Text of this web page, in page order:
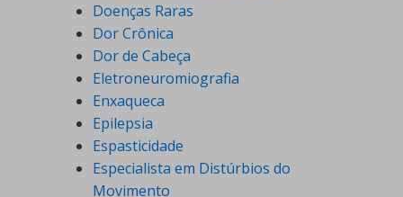
Doenças Raras
Dor Crônica
Dor de Cabeça
Eletroneuromiografia
Enxaqueca
Epilepsia
Espasticidade
Especialista em Distúrbios do
Movimento